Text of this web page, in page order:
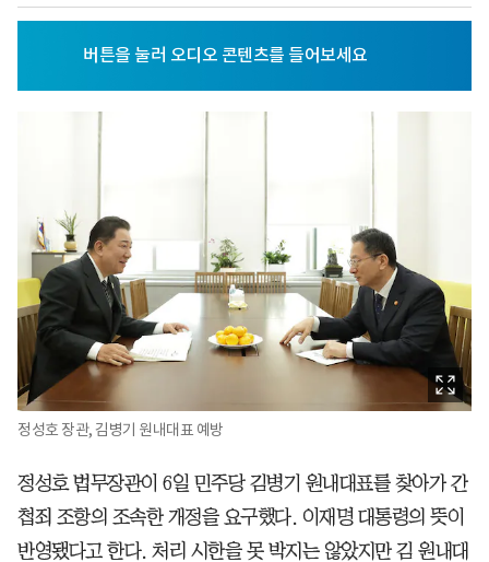
정성호 장관, 김병기 원내대표 예방
정성호 법무장관이 6일 민주당 김병기 원내대표를 찾아가 간
첩죄 조항의 조속한 개정을 요구했다. 이재명 대통령의 뜻이
반영됐다고 한다. 처리 시한을 못 박지는 않았지만 김 원내대